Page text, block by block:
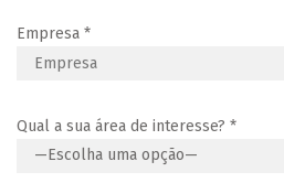
Empresa *
Qual a sua área de interesse? *